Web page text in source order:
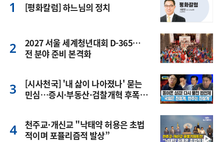
[평화칼럼] 하느님의 정치
2027 서울 세계청년대회 D-365…
전 분야 준비 본격화
[시사천국] '내 삶이 나아졌나' 묻는
민심…증시·부동산·검찰개혁 후폭
천주교·개신교 "낙태약 허용은 초법
적이며 포퓰리즘적 발상”